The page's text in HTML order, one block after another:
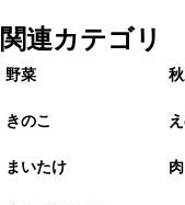
関連カテゴリ
野菜
きのこ
まいたけ 肉